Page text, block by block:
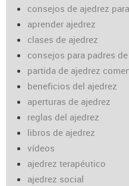
consejos de ajedrez
aprender ajedrez
clases de ajedrez
consejos para padres
partida de ajedrez
beneficios del ajedrez
aperturas de ajedrez
reglas del ajedrez
libros de ajedrez
vídeos
ajedrez terapéutico
ajedrez social